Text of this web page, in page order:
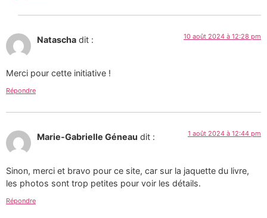
Natascha dit : 10 août 2024 à 12:28 pm
Merci pour cette initiative !
Répondre
Marie-Gabrielle Géneau dit : 1 août 2024 à 12:44 pm
Sinon, merci et bravo pour ce site, car sur la jaquette du livre,
les photos sont trop petites pour voir les détails.
Répondre